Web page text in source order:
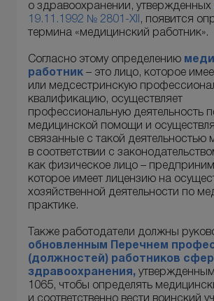
о здравоохранении, утвержденных
19.11.1992 № 2801-XII , появится
термина «медицинский работник».
Согласно этому определению
работник – это лицо, которое
или медсестринскую
квалификацию, осуществляет
профессиональную деятельность
медицинской помощи и
связанные с такой деятельностью
в соответствии с
как физическое лицо –
которое имеет лицензию на
хозяйственной деятельности по
практике.
Также работодатели должны
обновленным Перечнем
(должностей) работников
здравоохранения,
1065, чтобы определять
и соответственно вести воинский